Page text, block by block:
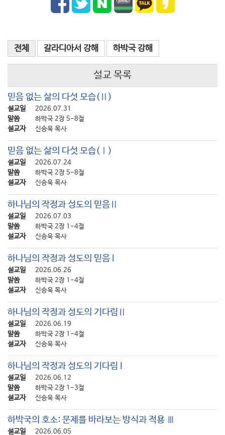
전체 갈라디아서 강해 하박국 강해
설교 목록
믿음 없는 삶의 다섯 모습(Ⅱ)
설교일 2026.07.31
말씀 하박국 2장 5-8절
설교자 신승욱 목사
믿음 없는 삶의 다섯 모습(Ⅰ)
설교일 2026.07.24
말씀 하박국 2장 5-8절
설교자 신승욱 목사
하나님의 작정과 성도의 믿음Ⅱ
설교일 2026.07.03
말씀 하박국 2장 1-4절
설교자 신승욱 목사
하나님의 작정과 성도의 믿음 I
설교일 2026.06.26
말씀 하박국 2장 1-4절
설교자 신승욱 목사
하나님의 작정과 성도의 기다림Ⅱ
설교일 2026.06.19
말씀 하박국 2장 1-4절
설교자 신승욱 목사
하나님의 작정과 성도의 기다림 I
설교일 2026.06.12
말씀 하박국 2장 1-3절
설교자 신승욱 목사
하박국의 호소: 문제를 바라보는 방식과 적용 Ⅲ
설교일 2026.06.05